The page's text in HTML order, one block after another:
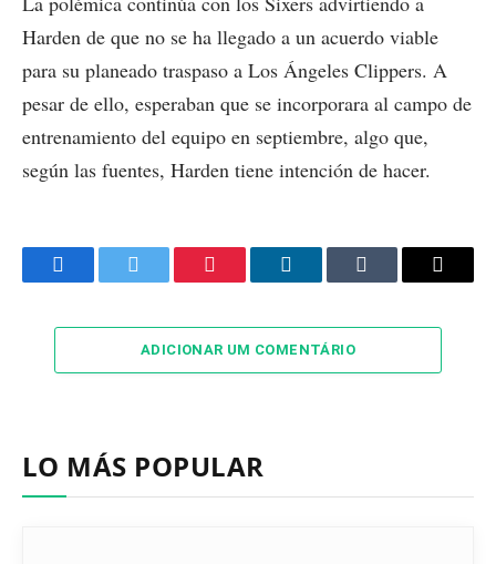
Harden de que no se ha llegado a un acuerdo viable
para su planeado traspaso a Los Ángeles Clippers. A
pesar de ello, esperaban que se incorporara al campo de
entrenamiento del equipo en septiembre, algo que,
según las fuentes, Harden tiene intención de hacer.
FacebookTwitter Pinterest LinkedInTumblr Email
ADICIONAR UM COMENTÁRIO
LO MÁS POPULAR